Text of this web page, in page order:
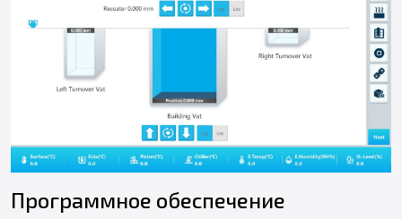
Программное обеспечение